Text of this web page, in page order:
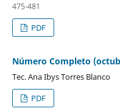
475-481
PDF
Número Completo
Tec. Ana Ibys Torres Blanco
PDF